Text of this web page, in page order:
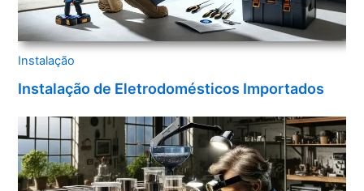
Instalação
Instalação de Eletrodomésticos Importados